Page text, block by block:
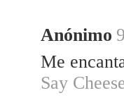
Anónimo
Me
Say